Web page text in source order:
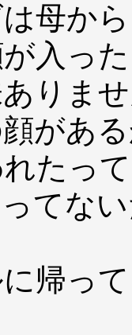
母か
入っ
りま
があ
たっ
てな
帰っ